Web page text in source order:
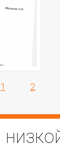
1 2